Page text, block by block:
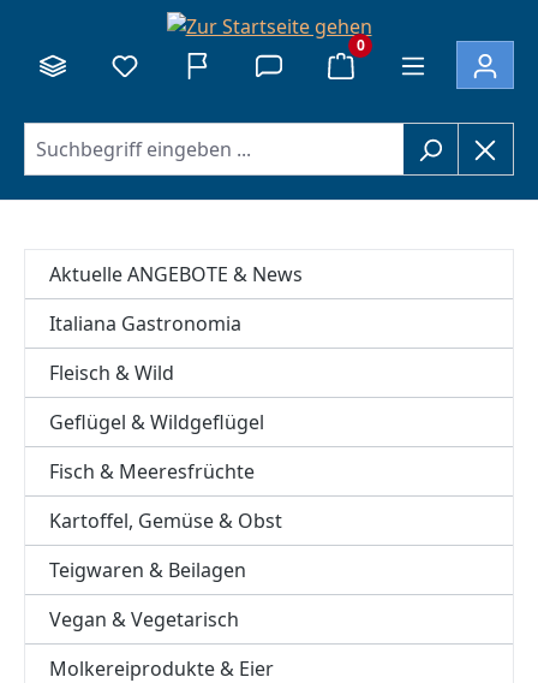
0
Aktuelle ANGEBOTE & News
Italiana Gastronomia
Fleisch & Wild
Geflügel & Wildgeflügel
Fisch & Meeresfrüchte
Kartoffel, Gemüse & Obst
Teigwaren & Beilagen
Vegan & Vegetarisch
Molkereiprodukte & Eier